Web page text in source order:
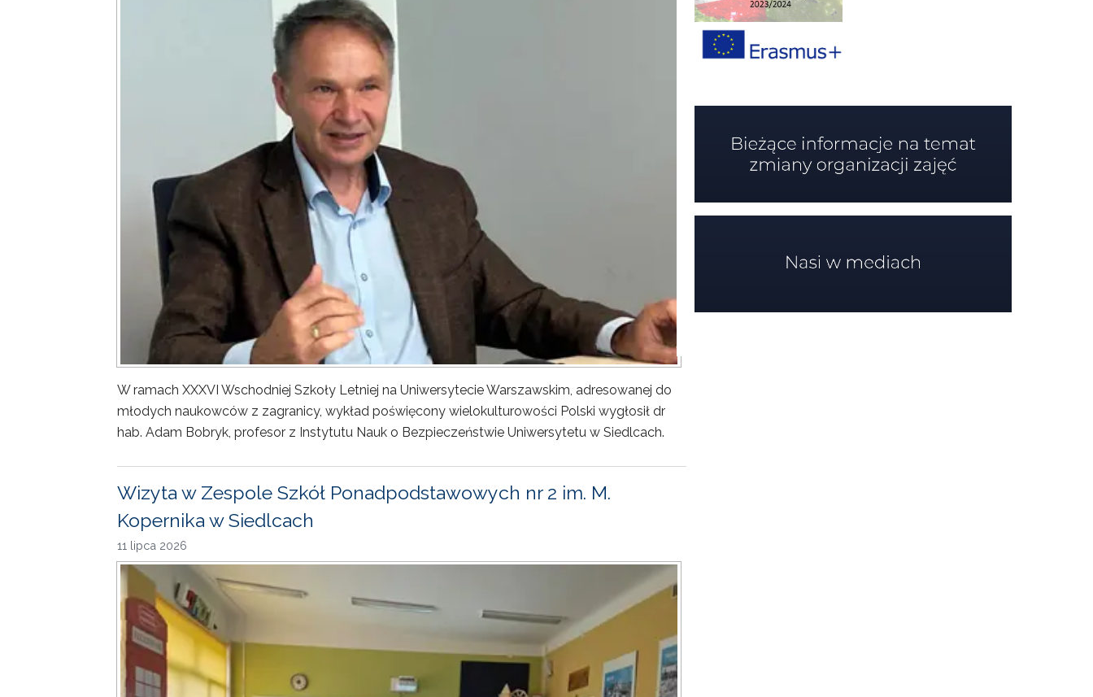
W ramach XXXVI Wschodniej Szkoły Letniej na Uniwersytecie Warszawskim, adresowanej do
młodych naukowców z zagranicy, wykład poświęcony wielokulturowości Polski wygłosił dr
hab. Adam Bobryk, profesor z Instytutu Nauk o Bezpieczeństwie Uniwersytetu w Siedlcach.
Wizyta w Zespole Szkół Ponadpodstawowych nr 2 im. M.
Kopernika w Siedlcach
11 lipca 2026